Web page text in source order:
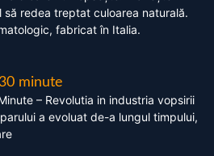
să redea treptat culoarea naturală.
fabricat în Italia.
minute
– Revolutia in industria vopsirii
a evoluat de-a lungul timpului,